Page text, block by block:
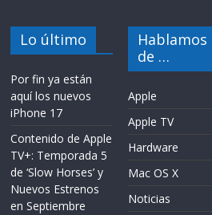
Lo último
Por fin ya están
aquí los nuevos
iPhone 17
Contenido de Apple
TV+: Temporada 5
de ‘Slow Horses’ y
Nuevos Estrenos
en Septiembre
Hablamos
de …
Apple
Apple TV
Hardware
Mac OS X
Noticias